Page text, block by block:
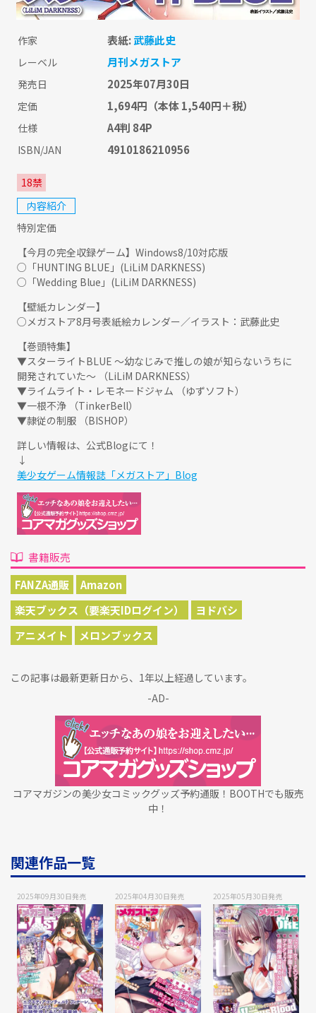
作家 表紙:武藤此史
レーベル 月刊メガストア
発売日 2025年07月30日
定価 1,694円 （本体 1,540円＋税）
仕様 A4判 84P
ISBN/JAN 4910186210956
18禁
内容紹介
特別定価
【今月の完全収録ゲーム】Windows8/10対応版
○「HUNTING BLUE」(LiLiM DARKNESS)
○「Wedding Blue」(LiLiM DARKNESS)
【壁紙カレンダー】
○メガストア8月号表紙絵カレンダー／イラスト：武藤此史
【巻頭特集】
▼スターライトBLUE ～幼なじみで推しの娘が知らないうちに
開発されていた～ （LiLiM DARKNESS）
▼ライムライト・レモネードジャム （ゆずソフト）
▼一根不浄 （TinkerBell）
▼隷従の制服 （BISHOP）
詳しい情報は、公式Blogにて！
↓
美少女ゲーム情報誌「メガストア」Blog
書籍販売
FANZA通販
Amazon
楽天ブックス（要楽天IDログイン）
ヨドバシ
アニメイト
メロンブックス
この記事は最新更新日から、1年以上経過しています。
-AD-
コアマガジンの美少女コミックグッズ予約通販！BOOTHでも販売
中！
関連作品一覧
2025年09月30日発売 2025年04月30日発売 2025年05月30日発売